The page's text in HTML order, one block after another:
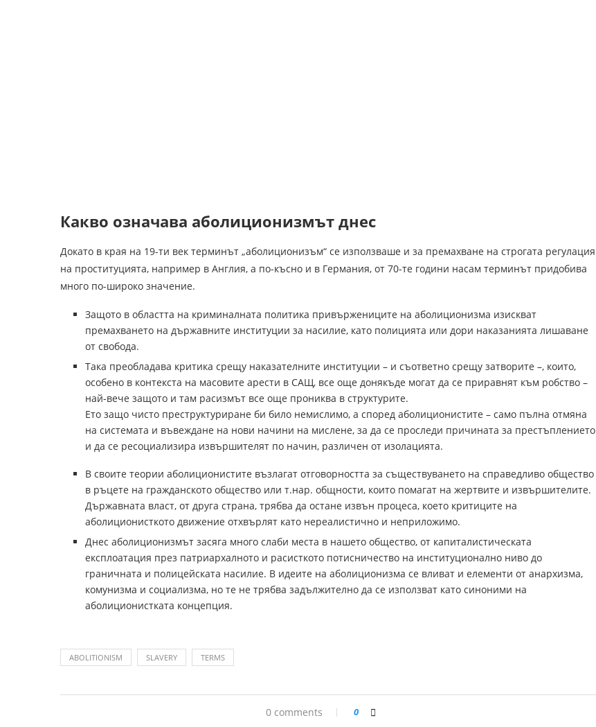
Какво означава аболиционизмът днес
Докато в края на 19-ти век терминът „аболиционизъм“ се използваше и за премахване на строгата регулация
на проституцията, например в Англия, а по-късно и в Германия, от 70-те години насам терминът придобива
много по-широко значение.
Защото в областта на криминалната политика привържениците на аболиционизма изискват
премахването на държавните институции за насилие, като полицията или дори наказанията лишаване
от свобода.
Така преобладава критика срещу наказателните институции – и съответно срещу затворите –, които,
особено в контекста на масовите арести в САЩ, все още донякъде могат да се приравнят към робство –
най-вече защото и там расизмът все още прониква в структурите.
Ето защо чисто преструктуриране би било немислимо, а според аболиционистите – само пълна отмяна
на системата и въвеждане на нови начини на мислене, за да се проследи причината за престъплението
и да се ресоциализира извършителят по начин, различен от изолацията.
В своите теории аболиционистите възлагат отговорността за съществуването на справедливо общество
в ръцете на гражданското общество или т.нар. общности, които помагат на жертвите и извършителите.
Държавната власт, от друга страна, трябва да остане извън процеса, което критиците на
аболиционисткото движение отхвърлят като нереалистично и неприложимо.
Днес аболиционизмът засяга много слаби места в нашето общество, от капиталистическата
експлоатация през патриархалното и расисткото потисничество на институционално ниво до
граничната и полицейската насилие. В идеите на аболиционизма се вливат и елементи от анархизма,
комунизма и социализма, но те не трябва задължително да се използват като синоними на
аболиционистката концепция.
ABOLITIONISM SLAVERY TERMS
0 comments 0